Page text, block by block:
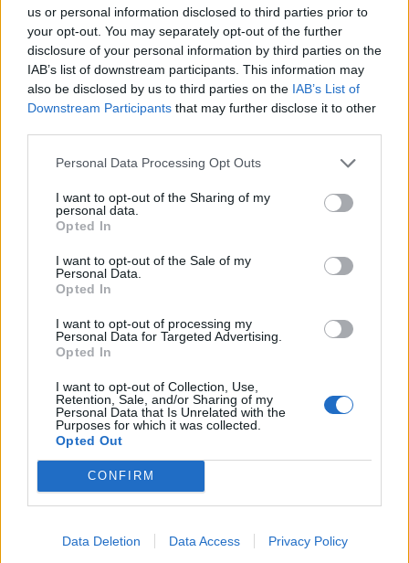
us or personal information disclosed to third parties prior to
your opt-out. You may separately opt-out of the further
disclosure of your personal information by third parties on the
IAB’s list of downstream participants. This information may
also be disclosed by us to third parties on the IAB’s List of
Downstream Participants that may further disclose it to other
Personal Data Processing Opt Outs
I want to opt-out of the Sharing of my
personal data.
Opted In
I want to opt-out of the Sale of my
Personal Data.
Opted In
I want to opt-out of processing my
Personal Data for Targeted Advertising.
Opted In
I want to opt-out of Collection, Use,
Retention, Sale, and/or Sharing of my
Personal Data that Is Unrelated with the
Purposes for which it was collected.
Opted Out
CONFIRM
Data Deletion Data Access Privacy Policy
Pripravte vašu pokožku
na sychravé dni
Starostlivosť o pleť v
lete
HODNOTENIE OBCHODU
Objednávala som po prvý
krát cez váš obchod. Tovar
bol doručený včas a v
Renata H.
11.9.2023 06:31
Spokojnosť na 100%
Získajte viac informácií o Dermocentrum.sk